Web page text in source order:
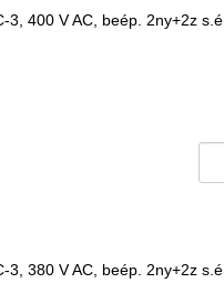
3, 400 V AC, beép. 2ny+2z s.é.
3, 380 V AC, beép. 2ny+2z s.é.